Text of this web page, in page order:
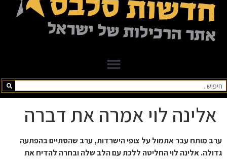
אלינה לוי אמרה את דברה
ערב מותח עבר אתמול על צופי הישרדות, ערב שהסתיים בהפתעה
גדולה. אלינה לוי החליטה ללכת עם הלב שלה ובחרה להדיח את